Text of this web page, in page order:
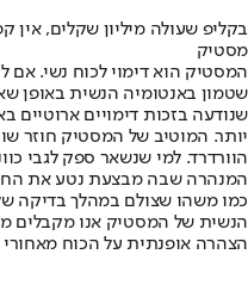
בקליפ שעולה מיליון שקלים, אין
מסטיק
המסטיק הוא דימוי לכוח נשי. אם
שטמון באנטומיה הנשית באופן
שנודעה בזכות דימויים
יותר. המוטיב של המסטיק חוזר
הוורדרד. למי שנשאר ספק לגבי
המנהרה שבה מבצעת נטע את
כמו משהו שצולם במהלך בדיקה
הנשית של המסטיק אנו מקבלים
הצהרה אופנתית על הכוח מאחורי